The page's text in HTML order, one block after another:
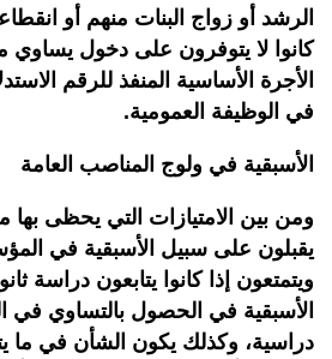
الرشد أو زواج البنات منهم أو
كانوا لا يتوفرون على دخول يساوي
في الوظيفة العمومية.
الأسبقية في ولوج المناصب العامة
ومن بين الامتيازات التي يحظى بها
يقبلون على سبيل الأسبقية في
ويتمتعون إذا كانوا يتابعون دراسة
الأسبقية في الحصول بالتساوي
دراسية، وكذلك يكون الشأن في ما